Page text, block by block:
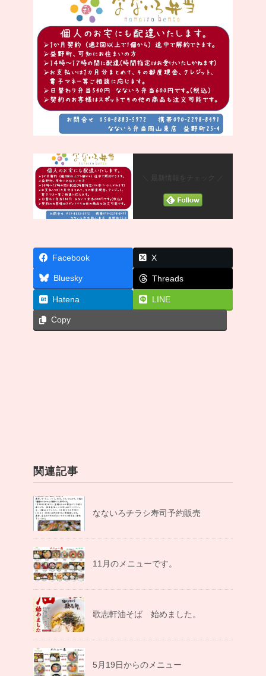
Facebook X
Bluesky Threads
Hatena LINE
Copy
関連記事
なないろチラシ寿司予約販売
11月のメニューです。
歌志軒油そば 始めました。
5月19日からのメニュー